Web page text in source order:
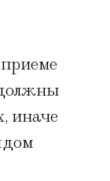
приеме
иначе
дом